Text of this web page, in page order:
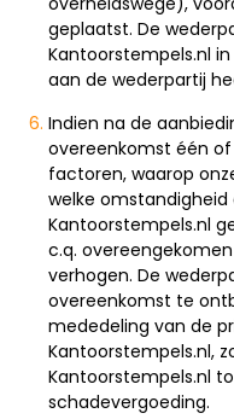
geplaatst. De
Kantoorstempels.nl
aan de wederpartij
Indien na de
overeenkomst één
factoren, waarop
welke omstandigheid
Kantoorstempels.nl
c.q.
verhogen. De
overeenkomst te
mededeling van de
Kantoorstempels.nl,
Kantoorstempels.nl
schadevergoeding.